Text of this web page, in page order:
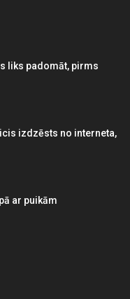
liks padomāt, pirms
izdzēsts no interneta,
ar puikām